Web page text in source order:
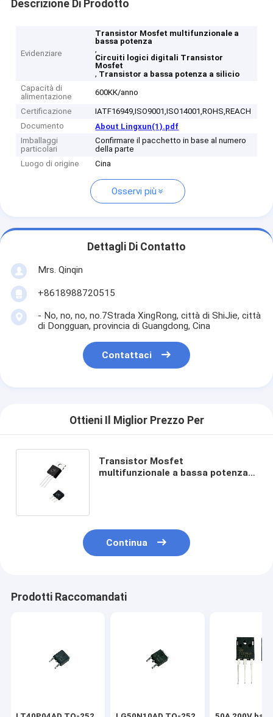
Descrizione Di Prodotto
Evidenziare
Transistor Mosfet multifunzionale a
bassa potenza
,
Circuiti logici digitali Transistor
Mosfet
, Transistor a bassa potenza a silicio
Capacità di
alimentazione
600KK/anno
Certificazione
IATF16949,ISO9001,ISO14001,ROHS,REACH
Documento
About Lingxun(1).pdf
Imballaggi
particolari
Confirmare il pacchetto in base al numero
della parte
Luogo di origine
Cina
Osservi più
Dettagli Di Contatto
Mrs. Qinqin
+8618988720515
- No, no, no, no.7Strada XingRong, città di ShiJie, città
di Dongguan, provincia di Guangdong, Cina
Contattaci
Ottieni Il Miglior Prezzo Per
Transistor Mosfet
multifunzionale a bassa potenza
Continua
Prodotti Raccomandati